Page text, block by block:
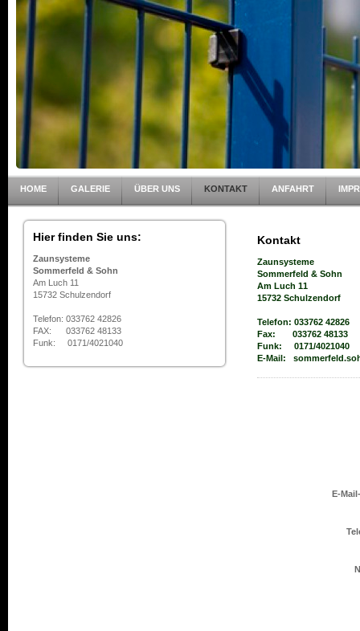
HOME GALERIE ÜBER UNS KONTAKT ANFAHRT
Hier finden Sie uns:
Zaunsysteme
Sommerfeld & Sohn
Am Luch 11
15732 Schulzendorf
Telefon: 033762 42826
FAX: 033762 48133
Funk: 0171/4021040
Kontakt
Zaunsysteme
Sommerfeld & Sohn
Am Luch 11
15732 Schulzendorf
Telefon: 033762 42826
Fax: 033762 48133
Funk: 0171/4021040
E-Mail:
E-